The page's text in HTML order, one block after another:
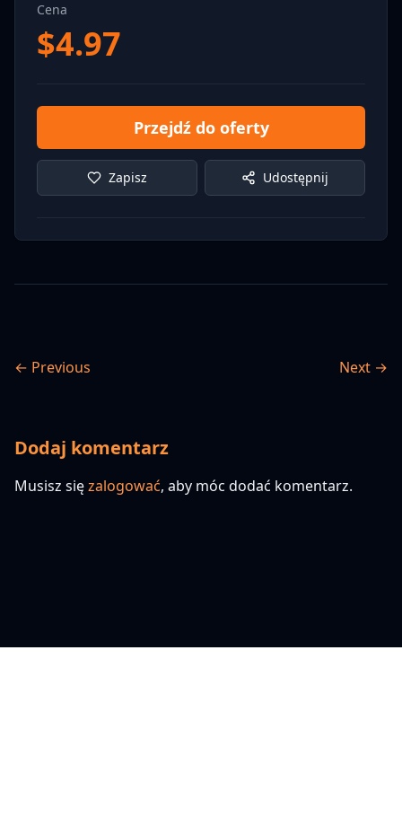
Cena
$4.97
Przejdź do oferty
Zapisz Udostępnij
← Previous Next →
Dodaj komentarz
Musisz sięzalogować, aby móc dodać komentarz.